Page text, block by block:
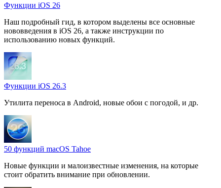
Функции iOS 26
Наш подробный гид, в котором выделены все основные
нововведения в iOS 26, а также инструкции по
использованию новых функций.
Функции iOS 26.3
Утилита переноса в Android, новые обои с погодой, и др.
50 функций macOS Tahoe
Новые функции и малоизвестные изменения, на которые
стоит обратить внимание при обновлении.